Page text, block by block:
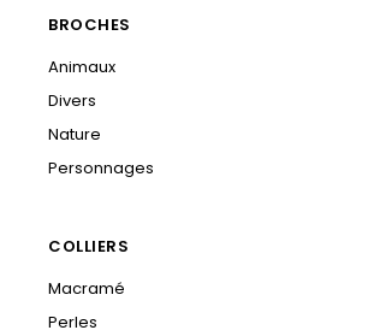
BROCHES
Animaux
Divers
Nature
Personnages
COLLIERS
Macramé
Perles